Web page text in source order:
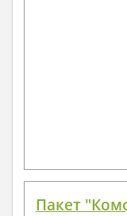
Пакет